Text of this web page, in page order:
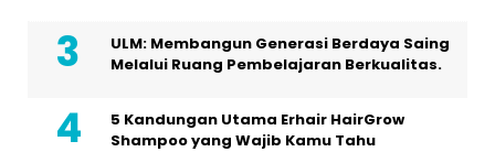
ULM: Membangun Generasi Berdaya Saing
Melalui Ruang Pembelajaran Berkualitas.
5 Kandungan Utama Erhair HairGrow
Shampoo yang Wajib Kamu Tahu